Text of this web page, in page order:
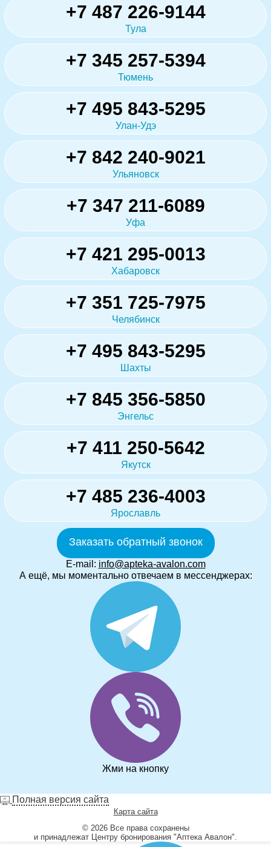
+7 487 226-9144
Тула
+7 345 257-5394
Тюмень
+7 495 843-5295
Улан-Удэ
+7 842 240-9021
Ульяновск
+7 347 211-6089
Уфа
+7 421 295-0013
Хабаровск
+7 351 725-7975
Челябинск
+7 495 843-5295
Шахты
+7 845 356-5850
Энгельс
+7 411 250-5642
Якутск
+7 485 236-4003
Ярославль
Заказать обратный звонок
E-mail: info@apteka-avalon.com
А ещё, мы моментально отвечаем в мессенджерах:
Жми на кнопку
Полная версия сайта
Карта сайта
© 2026 Все права сохранены
и принадлежат Центру бронирования "Аптека Авалон".